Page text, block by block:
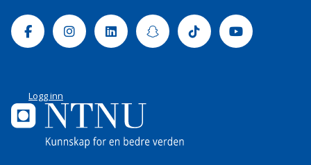
FacebookInstagramLinkedinSnapchatTiktok Youtube
Logg inn